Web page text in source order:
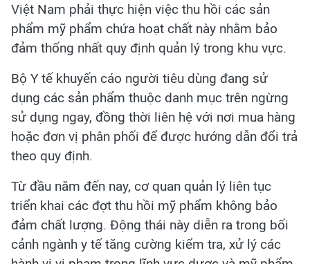
Việt Nam phải thực hiện việc thu hồi các sản
phẩm mỹ phẩm chứa hoạt chất này nhằm bảo
đảm thống nhất quy định quản lý trong khu vực.
Bộ Y tế khuyến cáo người tiêu dùng đang sử
dụng các sản phẩm thuộc danh mục trên ngừng
sử dụng ngay, đồng thời liên hệ với nơi mua hàng
hoặc đơn vị phân phối để được hướng dẫn đổi trả
theo quy định.
Từ đầu năm đến nay, cơ quan quản lý liên tục
triển khai các đợt thu hồi mỹ phẩm không bảo
đảm chất lượng. Động thái này diễn ra trong bối
cảnh ngành y tế tăng cường kiểm tra, xử lý các